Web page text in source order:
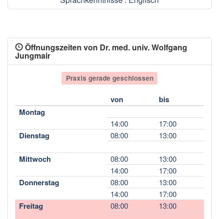
Öffnungszeiten von Dr. med. univ. Wolfgang
Jungmair
Praxis gerade geschlossen
von
bis
Montag
14:00 17:00
Dienstag 08:00 13:00
Mittwoch 08:00
13:00
14:00
17:00
Donnerstag 08:00
13:00
14:00
17:00
Freitag 08:00 13:00